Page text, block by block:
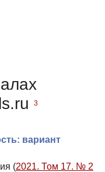
3
вариант
(2021. Том 17. № 2